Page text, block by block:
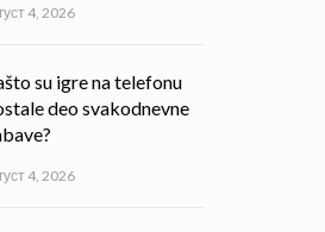
4, 2026
su igre na telefonu
deo svakodnevne
4, 2026